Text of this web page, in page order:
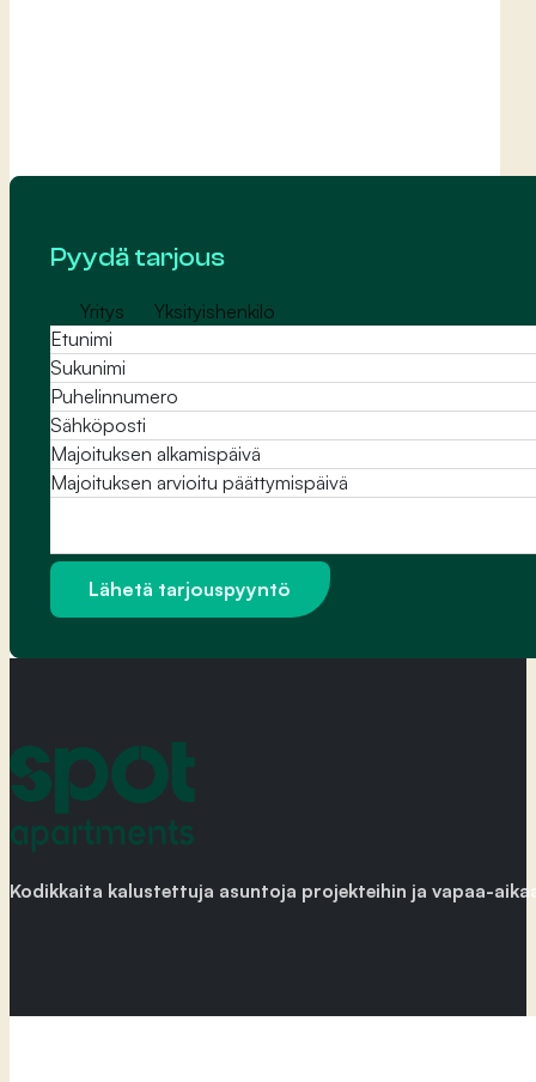
Pyydä tarjous
Yritys Yksityishenkilö
Viesti
Lähetä tarjouspyyntö
Kodikkaita kalustettuja asuntoja projekteihin ja vapaa-